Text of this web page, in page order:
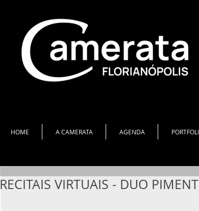
HOME A CAMERATA AGENDA
RECITAIS VIRTUAIS - DUO